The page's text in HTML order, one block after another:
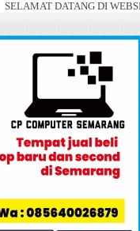
DATANG DI WEBSITE SAYA